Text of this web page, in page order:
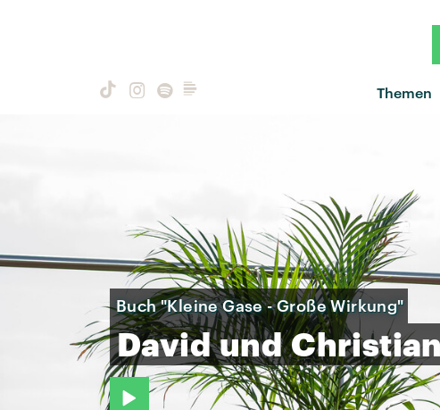
Themen
Buch "Kleine Gase - Große Wirkung"
David und Christian